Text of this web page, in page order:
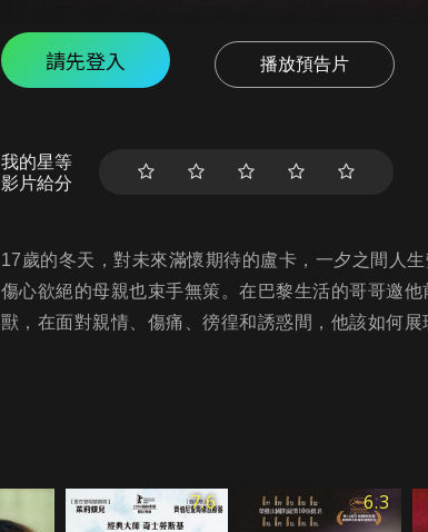
請先登入 播放預告片
我的星等
影片給分
17歲的冬天，對未來滿懷期待的盧卡，一夕之間人
傷心欲絕的母親也束手無策。在巴黎生活的哥哥邀
獸，在面對親情、傷痛、徬徨和誘惑間，他該如何
7.6 6.3